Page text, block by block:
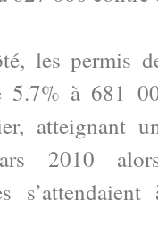
les permis
5.7% à 681
atteignant
2010